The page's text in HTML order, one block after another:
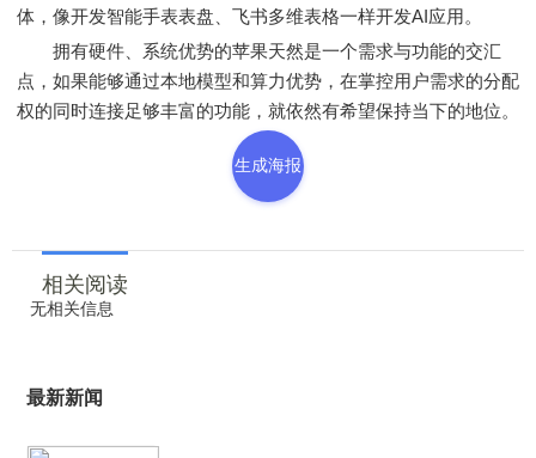
体，像开发智能手表表盘、飞书多维表格一样开发AI应用。
拥有硬件、系统优势的苹果天然是一个需求与功能的交汇
点，如果能够通过本地模型和算力优势，在掌控用户需求的分配
权的同时连接足够丰富的功能，就依然有希望保持当下的地位。
生成海报
相关阅读
无相关信息
最新新闻